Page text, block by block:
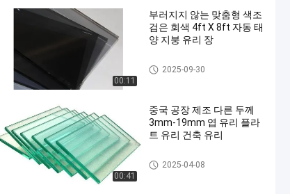
00:11
부러지지 않는 맞춤형 색조
검은 회색 4ft X 8ft 자동 태
양 지붕 유리 장
Clear Float Glass
2025-09-30
00:41
중국 공장 제조 다른 두께
3mm-19mm 엽 유리 플라
트 유리 건축 유리
Clear Float Glass
2025-04-08